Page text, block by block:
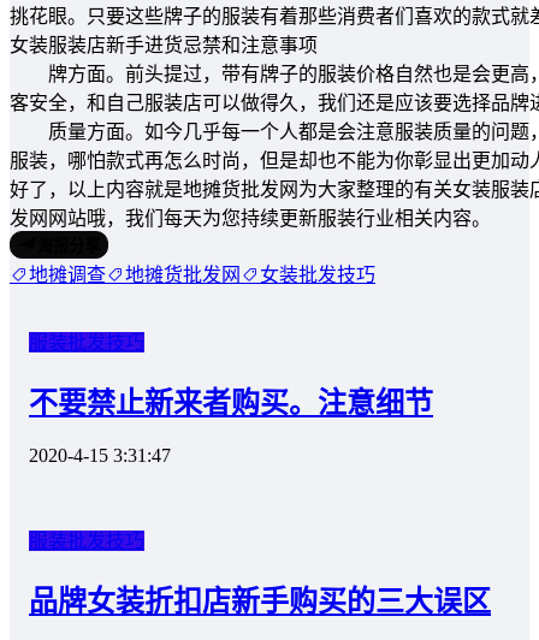
挑花眼。只要这些牌子的服装有着那些消费者们喜欢的款式就
女装服装店新手进货忌禁和注意事项
牌方面。前头提过，带有牌子的服装价格自然也是会更高
客安全，和自己服装店可以做得久，我们还是应该要选择品
质量方面。如今几乎每一个人都是会注意服装质量的问题
服装，哪怕款式再怎么时尚，但是却也不能为你彰显出更加
好了，以上内容就是地摊货批发网为大家整理的有关女装服
发网网站哦，我们每天为您持续更新服装行业相关内容。
地摊调查 地摊货批发网 女装批发技巧
服装批发技巧
不要禁止新来者购买。注意细节
2020-4-15 3:31:47
服装批发技巧
品牌女装折扣店新手购买的三大误区